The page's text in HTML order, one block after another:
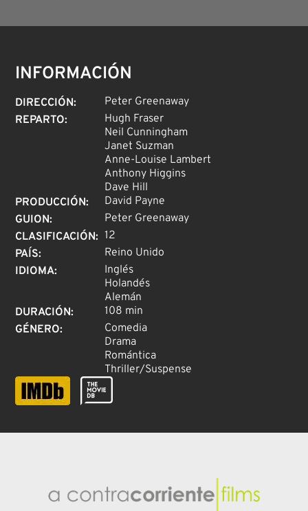
INFORMACIÓN
DIRECCIÓN:
Peter Greenaway
REPARTO:
Hugh Fraser
Neil Cunningham
Janet Suzman
Anne-Louise Lambert
Anthony Higgins
Dave Hill
PRODUCCIÓN:
David Payne
GUION:
Peter Greenaway
CLASIFICACIÓN: 12
PAÍS:
Reino Unido
IDIOMA:
Inglés
Holandés
Alemán
DURACIÓN:
108 min
GÉNERO:
Comedia
Drama
Romántica
Thriller/Suspense